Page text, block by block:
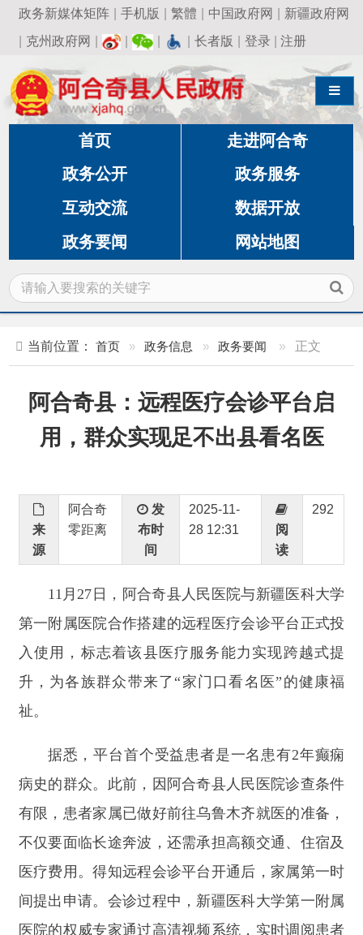
政务新媒体矩阵 | 手机版 繁體 | 中国政府网 | 新疆政府网
克州政府网 | | | 长者版 | 登录|注册
导航切换
首页 走进阿合奇
政务公开 政务服务
互动交流 数据开放
政务要闻 网站地图
当前位置： 首页 » 政务信息 » 政务要闻 » 正文
阿合奇县：远程医疗会诊平台启
用，群众实现足不出县看名医
阿合奇
发
2025-11-
292
11 月27日，阿合奇县人民医院与新疆医科大学
第一附属医院合作搭建的远程医疗会诊平台正式投
升，为各族群众带来了“家门口看名医 ”的健康福
祉。
有限，患者家属已做好前往乌鲁木齐就医的准备，
不仅要面临长途奔波，还需承担高额交通、住宿及
医院的权威专家通过高清视频系统，实时调阅患者
完整病历、医学影像等关键资料，经详细分析评
估，为患者量身制定了个性化、精准化的后续治疗
方案。整个会诊过程图像清晰、语音流畅，专家与
患者、本地医护人员的沟通如同亲临现场，高效解